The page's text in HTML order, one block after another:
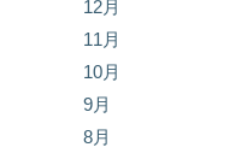
12月
11月
10月
9月
8月